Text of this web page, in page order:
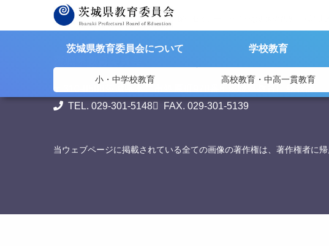
茨城県教育委員会について 学校教育
小・中学校教育 高校教育・中高一貫教育
茨城県教育委員会>資料提供> 知の探究セミナー「不確かな現象の数学」の講演
〒310-8588
TEL. 029-301-5148
FAX. 029-301-5139
当ウェブページに掲載されている全ての画像の著作権は、著作権者に